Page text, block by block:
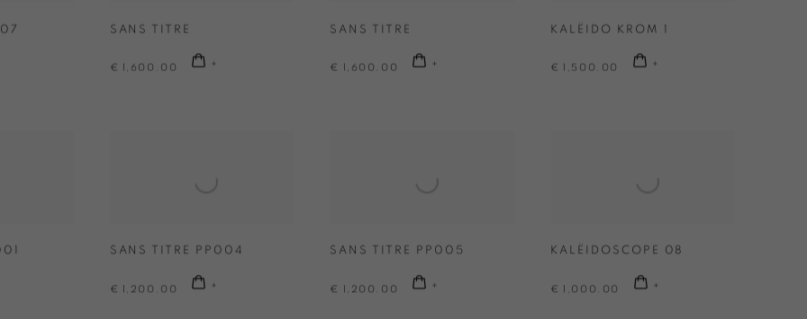
SANS TITRE
€ 1,600.00
SANS TITRE
€ 1,600.00
KALËIDO KROM 1
€ 1,500.00
SANS TITRE PP004
€ 1,200.00
SANS TITRE PP005
€ 1,200.00
KALËIDOSCOPE 08
€ 1,000.00